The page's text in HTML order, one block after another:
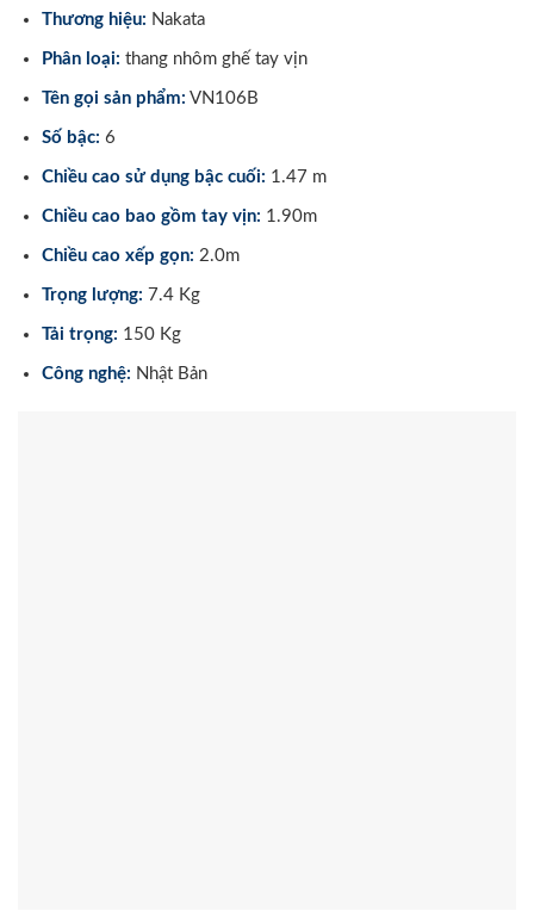
Thương hiệu: Nakata
Phân loại: thang nhôm ghế tay vịn
Tên gọi sản phẩm: VN106B
Số bậc: 6
Chiều cao sử dụng bậc cuối: 1.47 m
Chiều cao bao gồm tay vịn: 1.90m
Chiều cao xếp gọn: 2.0m
Trọng lượng: 7.4 Kg
Tải trọng: 150 Kg
Công nghệ: Nhật Bản